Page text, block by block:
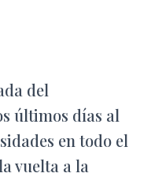
N
del
últimos días al
en todo el
vuelta a la